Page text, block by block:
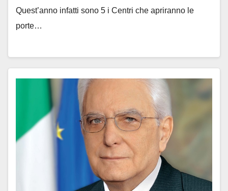
Quest’anno infatti sono 5 i Centri che apriranno le
porte…